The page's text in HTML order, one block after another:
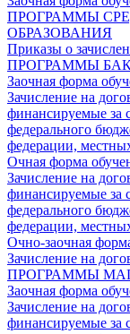
ПРОГРАММЫ
ОБРАЗОВАНИЯ
Приказы о
ПРОГРАММЫ
Заочная форма
Зачисление на
финансируемые за
федерального
федерации,
Очная форма
Зачисление на
финансируемые за
федерального
федерации,
Очно-заочная
Зачисление на
ПРОГРАММЫ
Заочная форма
Зачисление на
финансируемые за